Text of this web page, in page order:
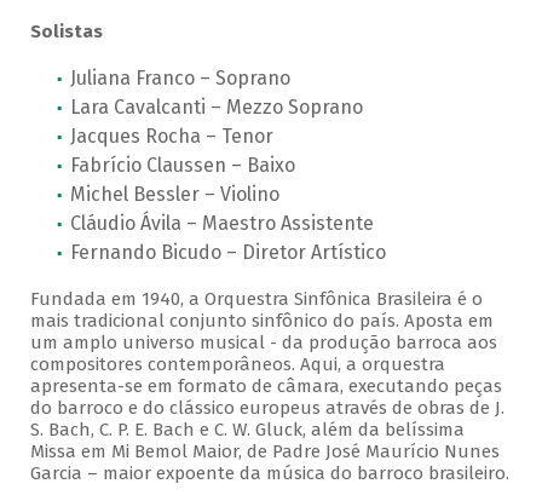
Solistas
Juliana Franco – Soprano
Lara Cavalcanti – Mezzo Soprano
Jacques Rocha – Tenor
Fabrício Claussen – Baixo
Michel Bessler – Violino
Cláudio Ávila – Maestro Assistente
Fernando Bicudo – Diretor Artístico
Fundada em 1940, a Orquestra Sinfônica Brasileira é o
mais tradicional conjunto sinfônico do país. Aposta em
um amplo universo musical - da produção barroca aos
compositores contemporâneos. Aqui, a orquestra
apresenta-se em formato de câmara, executando peças
do barroco e do clássico europeus através de obras de J.
S. Bach, C. P. E. Bach e C. W. Gluck, além da belíssima
Missa em Mi Bemol Maior, de Padre José Maurício Nunes
Garcia – maior expoente da música do barroco brasileiro.